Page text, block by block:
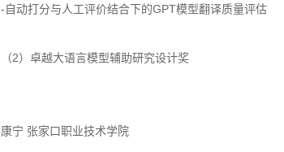
-自动打分与人工评价结合下的GPT模型翻译质量评估
（2）卓越大语言模型辅助研究设计奖
康宁 张家口职业技术学院